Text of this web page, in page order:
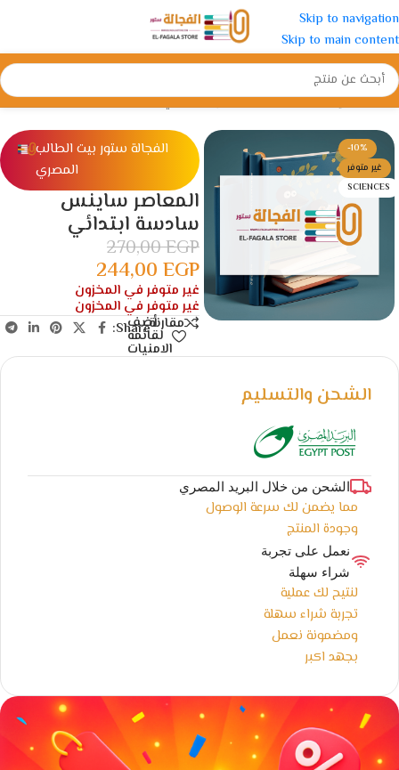
Skip to navigation
Skip to main content
الرئيسية/الإبتدائية/الصف السادس الأبتدائي
-10%
غير متوفر
SCIENCES
الفجالة ستور بيت الطالب
المصري
المعاصر ساينس
سادسة ابتدائي
270,00EGP
244,00 EGP
غير متوفر في المخزون
غير متوفر في المخزون
مقارنةأضف
لقائمة
الامنيات
Share:
الشحن والتسليم
الشحن من خلال البريد المصري
مما يضمن لك سرعة الوصول
وجودة المنتج
نعمل على تجربة
شراء سهلة
لنتيح لك عملية
تجربة شراء سهلة
ومضمونة نعمل
بجهد اكبر